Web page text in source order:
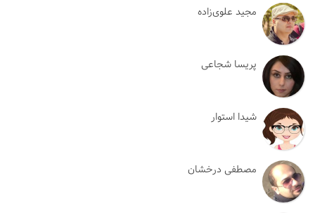
مجید علوی‌زاده
پریسا شجاعی
شیدا استوار
مصطفی درخشان